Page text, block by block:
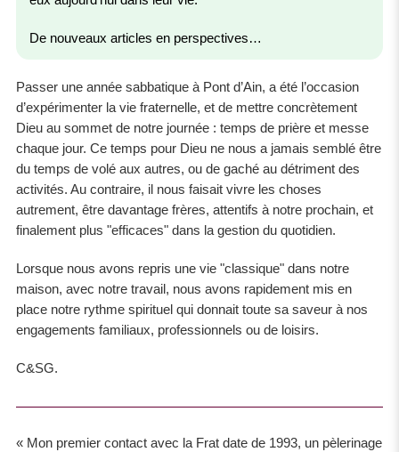
De nouveaux articles en perspectives…
Passer une année sabbatique à Pont d’Ain, a été l’occasion
d’expérimenter la vie fraternelle, et de mettre concrètement
Dieu au sommet de notre journée : temps de prière et messe
chaque jour. Ce temps pour Dieu ne nous a jamais semblé être
du temps de volé aux autres, ou de gaché au détriment des
activités. Au contraire, il nous faisait vivre les choses
autrement, être davantage frères, attentifs à notre prochain, et
finalement plus "efficaces" dans la gestion du quotidien.
Lorsque nous avons repris une vie "classique" dans notre
maison, avec notre travail, nous avons rapidement mis en
place notre rythme spirituel qui donnait toute sa saveur à nos
engagements familiaux, professionnels ou de loisirs.
C&SG.
« Mon premier contact avec la Frat date de 1993, un pèlerinage